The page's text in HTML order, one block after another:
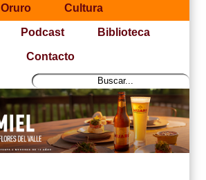
Oruro Cultura
Podcast Biblioteca
Contacto